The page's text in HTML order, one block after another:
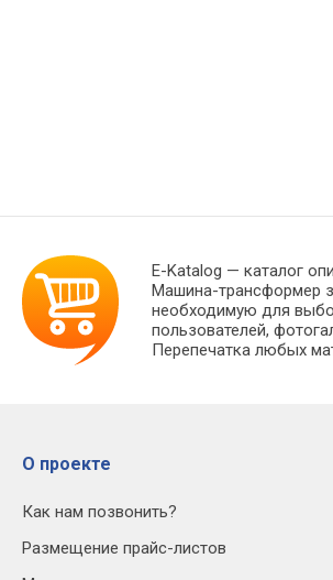
E-Katalog — каталог
Машина-трансформер з
необходимую для
пользователей,
Перепечатка любых
О проекте
Как нам позвонить?
Размещение прайс-листов